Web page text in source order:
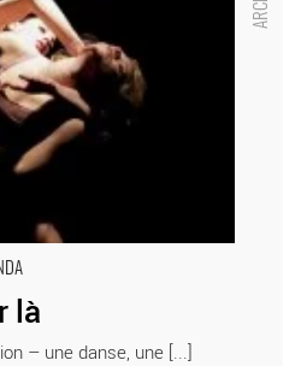
là
– une danse, une [...]